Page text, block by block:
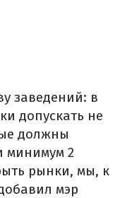
заведений: в
допускать не
должны
минимум 2
рынки, мы, к
мэр